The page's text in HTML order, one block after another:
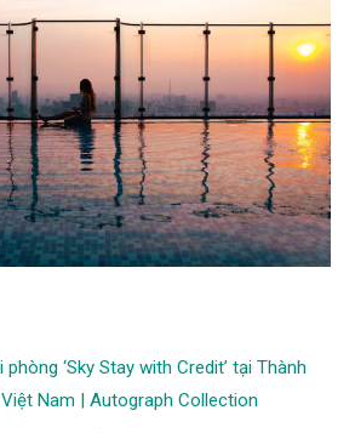
phòng ‘Sky Stay with Credit’ tại Thành
Nam | Autograph Collection